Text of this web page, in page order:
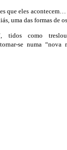
que eles
uma das formas de
tidos como
se numa